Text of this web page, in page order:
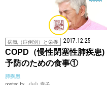
病気（症例別）と栄養 2017.12.25
COPD（慢性閉塞性肺疾患)
予防のための食事①
肺疾患